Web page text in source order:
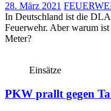
28. März 2021
In Deutschland ist die
Feuerwehr. Aber warum
Meter?
Einsätze
PKW prallt gegen